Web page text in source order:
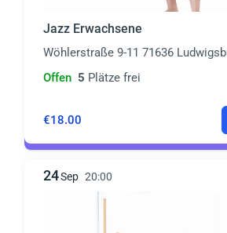
Jazz Erwachsene
Wöhlerstraße 9-11 71636
Offen 5 Plätze frei
€18.00
24Sep 20:00